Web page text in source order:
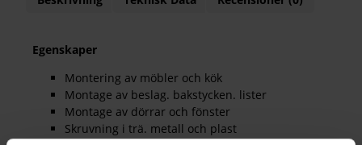
Egenskaper
Montering av möbler och kök
Montage av beslag. bakstycken. lister
Montage av dörrar och fönster
Skruvning i trä. metall och plast